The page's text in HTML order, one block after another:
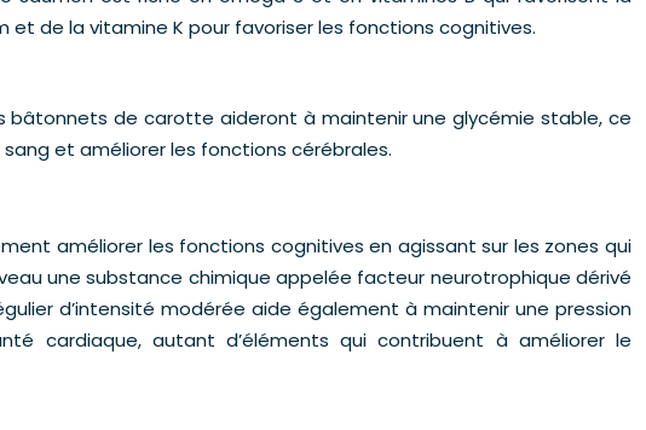
de la vitamine K pour favoriser les fonctions cognitives.
bâtonnets de carotte aideront à maintenir une glycémie stable, ce
et améliorer les fonctions cérébrales.
améliorer les fonctions cognitives en agissant sur les zones qui
une substance chimique appelée facteur neurotrophique dérivé
d’intensité modérée aide également à maintenir une pression
cardiaque, autant d’éléments qui contribuent à améliorer le